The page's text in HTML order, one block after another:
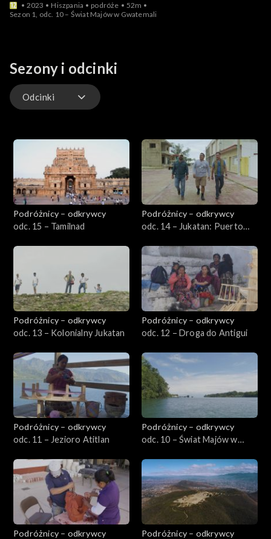
2023 Hiszpania podróże
52m
Sezon 1, odc. 10 – Świat Majów w Gwatemali
Sezony i odcinki
Odcinki
Podróżnicy – odkrywcy
odc. 15 – Tamilnad
Podróżnicy – odkrywcy
odc. 14 – Jukatan: Puerto
Podróżnicy – odkrywcy
odc. 13 – Kolonialny Jukatan
Podróżnicy – odkrywcy
odc. 12 – Droga do Antigui
Podróżnicy – odkrywcy
odc. 11 – Jezioro Atitlan
Podróżnicy – odkrywcy
odc. 10 – Świat Majów w
Podróżnicy – odkrywcy
Podróżnicy – odkrywcy